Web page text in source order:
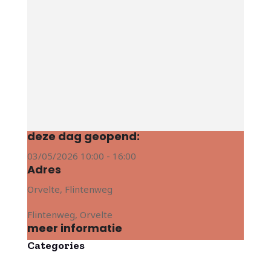
deze dag geopend:
03/05/2026 10:00 - 16:00
Adres
Orvelte, Flintenweg
Flintenweg, Orvelte
meer informatie
Categories